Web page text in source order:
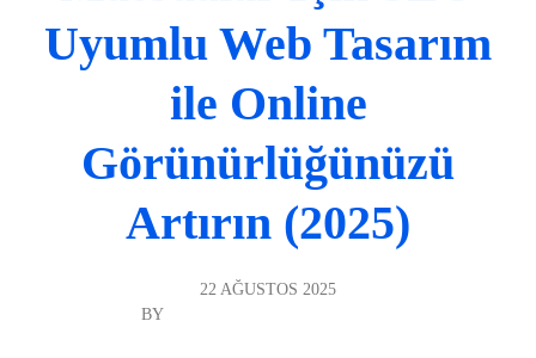
Uyumlu Web Tasarım
ile Online
Görünürlüğünüzü
Artırın (2025)
22 AĞUSTOS 2025
BY